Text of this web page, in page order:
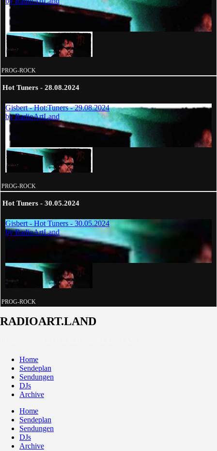
PROG-ROCK
Hot Tuners - 28.08.2024
PROG-ROCK
Hot Tuners - 30.05.2024
PROG-ROCK
RADIOART.LAND
Home
Sendeplan
Sendungen
DJs
Archive
Home
Sendeplan
Sendungen
DJs
Archive